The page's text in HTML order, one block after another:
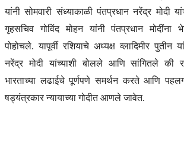
यांनी सोमवारी संध्याकाळी पंतप्रधान नरेंद्र मोदी
गृहसचिव गोविंद मोहन यांनी पंतप्रधान मोदींना
पोहोचले. यापूर्वी रशियाचे अध्यक्ष व्लादिमीर पुतीन
नरेंद्र मोदी यांच्याशी बोलले आणि सांगितले की
भारताच्या लढाईचे पूर्णपणे समर्थन करते आणि
षड्यंत्रकार न्यायाच्या गोदीत आणले जावेत.